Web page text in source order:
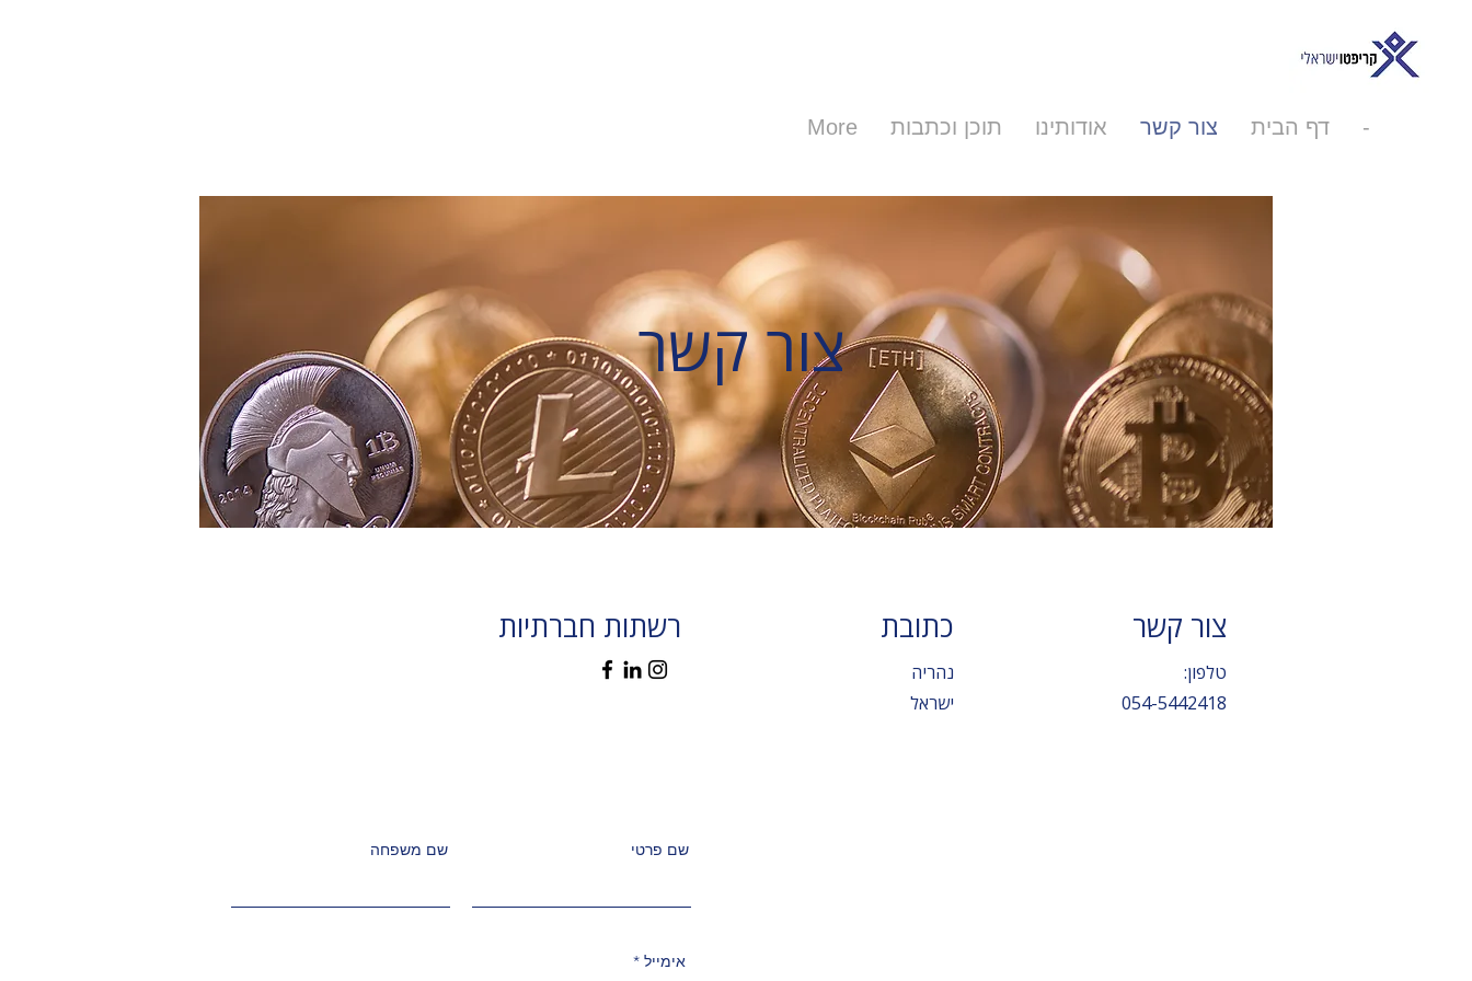
- דף הבית צור קשר אודותינו תוכן וכתבות More
צור קשר
רשתות חברתיות כתובת
נהריה
ישראל
צור קשר
טלפון:
054-5442418
שם משפחה שם פרטי
אימייל